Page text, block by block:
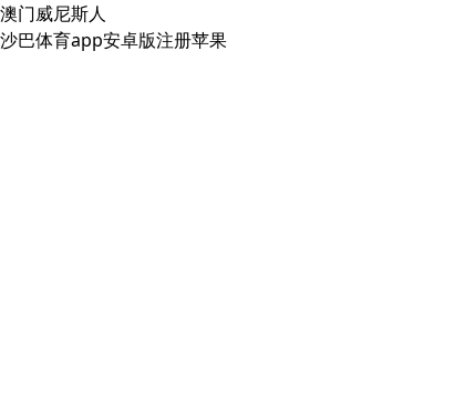
澳门威尼斯人
沙巴体育app安卓版注册苹果